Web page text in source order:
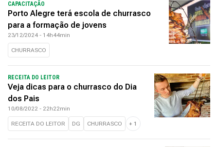
CAPACITAÇÃO
Porto Alegre terá escola de churrasco
para a formação de jovens
23/12/2024 - 14h44min
CHURRASCO
RECEITA DO LEITOR
Veja dicas para o churrasco do Dia
dos Pais
10/08/2022 - 22h22min
RECEITA DO LEITOR DG CHURRASCO + 1